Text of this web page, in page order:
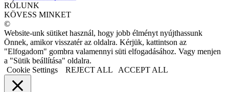
RÓLUNK
KÖVESS MINKET
©
Website-unk sütiket használ, hogy jobb élményt nyújthassunk
Önnek, amikor visszatér az oldalra. Kérjük, kattintson az
"Elfogadom" gombra valamennyi süti elfogadásához. Vagy menjen
a "Sütik beállítása" oldalra.
Cookie Settings
REJECT ALL ACCEPT ALL